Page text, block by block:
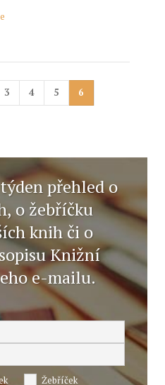
3 4 5 6
přehled o
o žebříčku
knih či o
Knižní
e-mailu.
Žebříček